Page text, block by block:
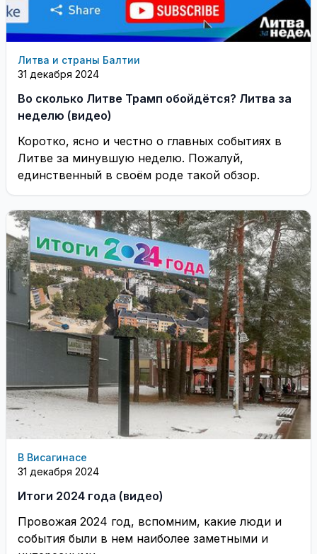
Литва и страны Балтии
31 декабря 2024
Во сколько Литве Трамп обойдётся? Литва за
неделю (видео)
Коротко, ясно и честно о главных событиях в
Литве за минувшую неделю. Пожалуй,
единственный в своём роде такой обзор.
В Висагинасе
31 декабря 2024
Итоги 2024 года (видео)
Провожая 2024 год, вспомним, какие люди и
события были в нем наиболее заметными и